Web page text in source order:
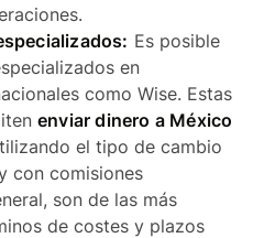
Es posible
en
como Wise. Estas
enviar dinero a México
el tipo de cambio
con comisiones
son de las más
de costes y plazos